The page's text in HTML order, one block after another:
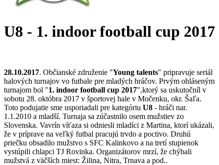
U8 - 1. indoor football cup 2017
28.10.2017. Občianské združenie "Young talents" pripravuje seriál
halových turnajov vo futbale pre mladých hráčov. Prvým ohláseným
turnajom bol "1. indoor football cup 2017",ktorý sa uskutočníl v
sobotu 28. októbra 2017 v športovej hale v Močenku, okr. Šaľa.
Toto podujatie sme usporiadali pre kategóriu U8 - hráči nar.
1.1.2010 a mladší. Turnaja sa zúčastnilo osem mužstiev zo
Slovenska. Vavrín víťaza si odniesli mladíci z Martina, ktorí ukázali,
že v príprave na veľký futbal pracujú trvdo a poctivo. Druhú
priečku obsadilo mužstvo s SFC Kalinkovo a na tretí stupienok
vystúpili chlapci TJ Rovinka. Organizátorov mrzí, že chýbali
mužstvá z väčších miest: Žilina, Nitra, Trnava a pod..